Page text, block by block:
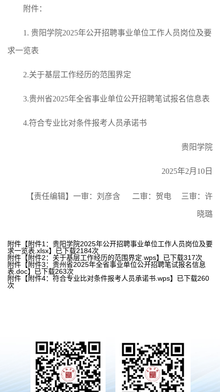
附件：
1. 贵阳学院2025年公开招聘事业单位工作人员岗位及要
求一览表
2.关于基层工作经历的范围界定
3.贵州省2025年全省事业单位公开招聘笔试报名信息表
4.符合专业比对条件报考人员承诺书
贵阳学院
2025年2月10日
【责任编辑】一审：刘彦含 二审：贺电 三审：许
晓璐
附件【附件1：贵阳学院2025年公开招聘事业单位工作人员岗位及要
求一览表.xlsx】已下载2184次
附件【附件2：关于基层工作经历的范围界定.wps】已下载317次
附件【附件3：贵州省2025年全省事业单位公开招聘笔试报名信息
表.doc】已下载263次
附件【附件4：符合专业比对条件报考人员承诺书.wps】已下载260
次